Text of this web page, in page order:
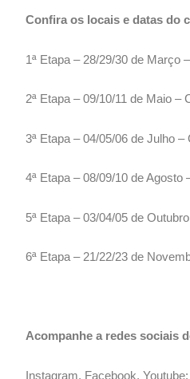
Confira os locais e datas do
1ª Etapa – 28/29/30 de Março
2ª Etapa – 09/10/11 de Maio –
3ª Etapa – 04/05/06 de Julho –
4ª Etapa – 08/09/10 de Agosto
5ª Etapa – 03/04/05 de
6ª Etapa – 21/22/23 de
Acompanhe a redes sociais
Instagram, Facebook,